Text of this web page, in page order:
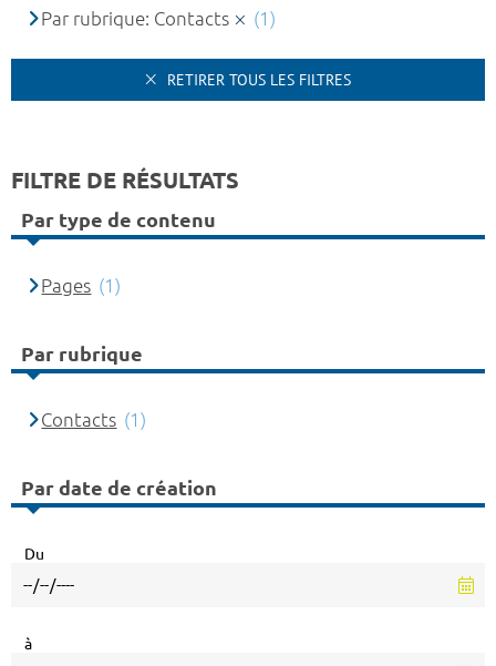
Par rubrique: Contacts
(1)
RETIRER TOUS LES FILTRES
FILTRE DE RÉSULTATS
Par type de contenu
Pages (1)
Par rubrique
Contacts (1)
Par date de création
Du
à